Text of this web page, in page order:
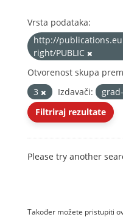
Vrsta podataka:
http://
right/PUBLIC
Otvorenost skupa
3
Izdavači:
Filtriraj rezultate
Please try another
Također možete pristupiti